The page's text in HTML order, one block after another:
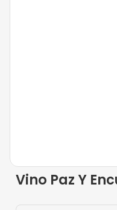
Vino Paz Y